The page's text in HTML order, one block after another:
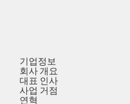
기업정보
회사 개요
대표 인사
사업 거점
연혁